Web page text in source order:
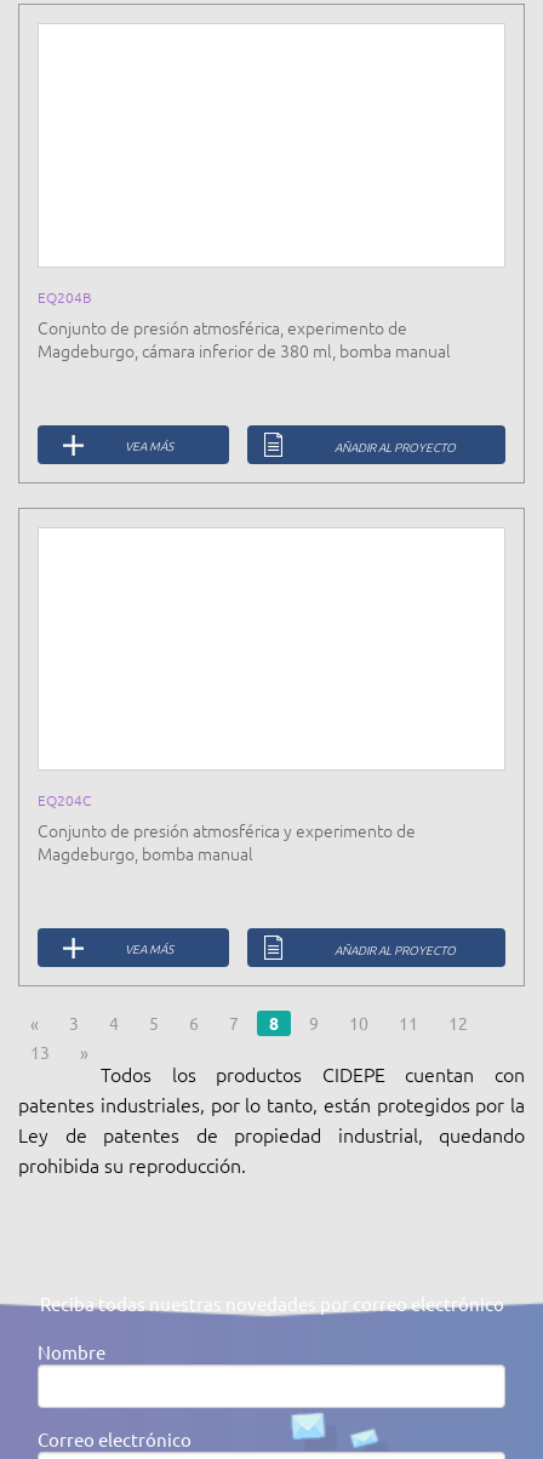
EQ204B
Conjunto de presión atmosférica, experimento de
Magdeburgo, cámara inferior de 380 ml, bomba manual
VEA MÁS AÑADIR AL PROYECTO
EQ204C
Conjunto de presión atmosférica y experimento de
Magdeburgo, bomba manual
VEA MÁS AÑADIR AL PROYECTO
« 3 4 5 6 7 8 9 10 11
12
13
»
Todos los productos CIDEPE cuentan con
patentes industriales, por lo tanto, están protegidos por la
Ley de patentes de propiedad industrial, quedando
prohibida su reproducción.
Reciba todas nuestras novedades por correo electrónico
Nombre
Correo electrónico